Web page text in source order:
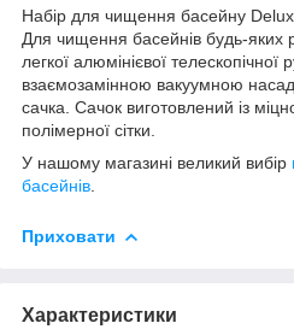
Набір для чищення басейну
Для чищення басейнів будь-яких
легкої алюмінієвої
взаємозамінною вакуумною
сачка. Сачок виготовлений із
полімерної сітки.
У нашому магазині великий вибір
басейнів
Приховати
Характеристики